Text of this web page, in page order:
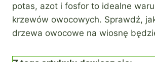
potas, azot i fosfor to idealne
krzewów owocowych. Sprawdź,
drzewa owocowe na wiosnę